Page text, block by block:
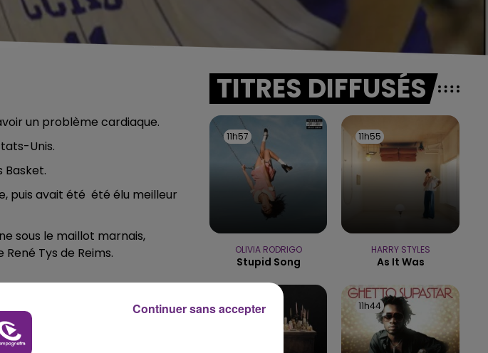
15h00 - 19h00
LE CLUB CHAMPAGNE FM
un problème cardiaque.
Unis.
Basket.
puis avait été été élu meilleur
sous le maillot marnais,
Tys de Reims.
TITRES DIFFUSÉS
11h57
11h57
OLIVIA RODRIGO
Stupid Song
11h55
11h55
HARRY STYLES
As It Was
11h48
11h48 11h44
11h44
Continuer sans accepter